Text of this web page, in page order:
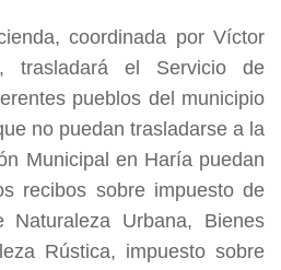
coordinada por Víctor
trasladará el Servicio de
pueblos del municipio
no puedan trasladarse a la
Municipal en Haría puedan
recibos sobre impuesto de
Naturaleza Urbana, Bienes
Rústica, impuesto sobre